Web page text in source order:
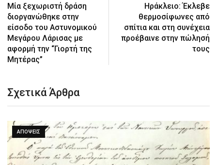
Μία ξεχωριστή δράση
διοργανώθηκε στην
είσοδο του Αστυνομικού
Μεγάρου Λάρισας με
αφορμή την “Γιορτή της
Μητέρας”
Ηράκλειο: Έκλεβε
θερμοσίφωνες από
σπίτια και στη συνέχεια
προέβαινε στην πώλησή
τους
Σχετικά Άρθρα
ΑΠΌΨΕΙΣ